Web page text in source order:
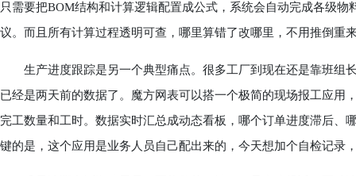
只需要把BOM结构和计算逻辑配置成公式，系统会自动完成各级
议。而且所有计算过程透明可查，哪里算错了改哪里，不用推倒重
生产进度跟踪是另一个典型痛点。很多工厂到现在还是靠班组
已经是两天前的数据了。魔方网表可以搭一个极简的现场报工应用
完工数量和工时。数据实时汇总成动态看板，哪个订单进度滞后、
键的是，这个应用是业务人员自己配出来的，今天想加个自检记录